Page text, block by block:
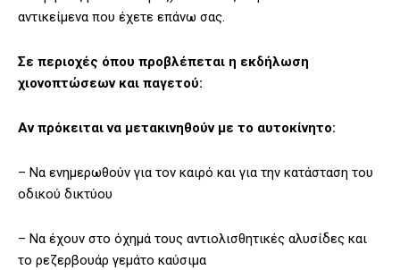
αντικείμενα που έχετε επάνω σας.
Σε περιοχές όπου προβλέπεται η εκδήλωση
χιονοπτώσεων και παγετού:
Αν πρόκειται να μετακινηθούν με το αυτοκίνητο:
– Να ενημερωθούν για τον καιρό και για την κατάσταση του
οδικού δικτύου
– Να έχουν στο όχημά τους αντιολισθητικές αλυσίδες και
το ρεζερβουάρ γεμάτο καύσιμα